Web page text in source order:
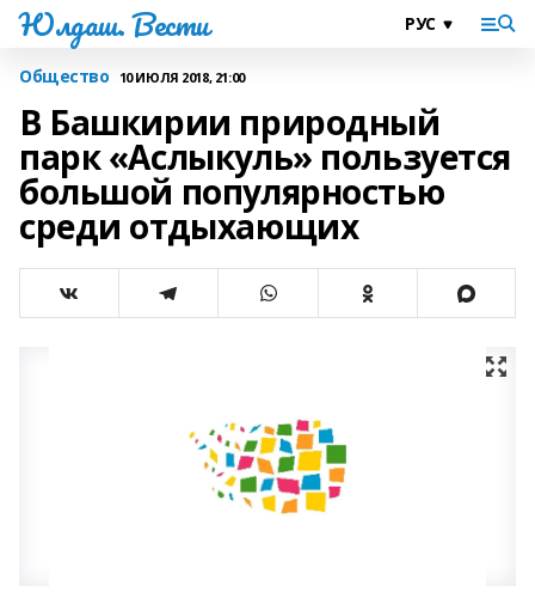
Юлдаш. Вести
Общество 10 ИЮЛЯ 2018, 21:00
В Башкирии природный
парк «Аслыкуль» пользуется
большой популярностью
среди отдыхающих